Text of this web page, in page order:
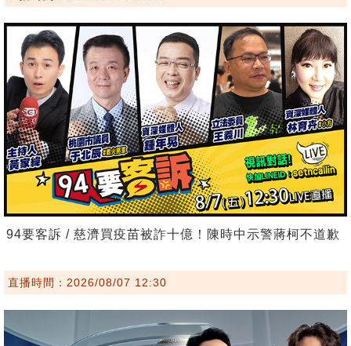
94要客訴 / 慈濟買疫苗被詐十億！陳時中示警蔣柯不道歉
直播時間：2026/08/07 12:30